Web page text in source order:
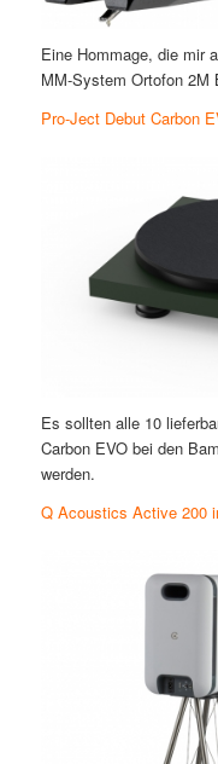
Eine Hommage, die mir
MM-System Ortofon 2M
Pro-Ject Debut Carbon
Es sollten alle 10
Carbon EVO bei den
werden.
Q Acoustics Active 200